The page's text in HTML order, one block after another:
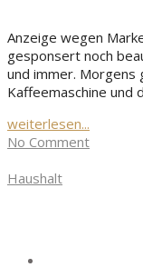
Anzeige wegen
gesponsert noch
und immer.
Kaffeemaschine und
weiterlesen...
No Comment
Haushalt